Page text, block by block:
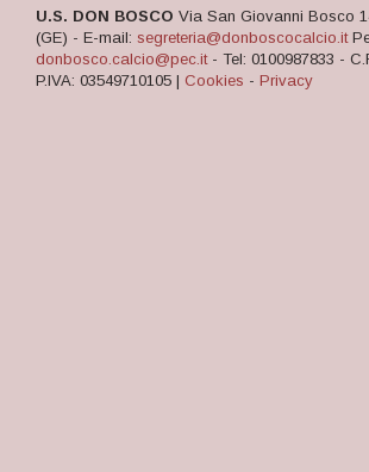
U.S. DON BOSCO Via San Giovanni Bosco
(GE) - E-mail: segreteria@donboscocalcio.it
donbosco.calcio@pec.it- Tel: 0100987833 -
P.IVA: 03549710105 | Cookies - Privacy